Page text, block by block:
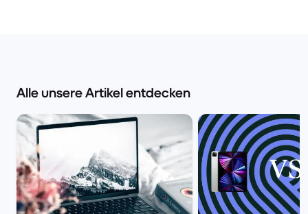
Alle unsere Artikel entdecken